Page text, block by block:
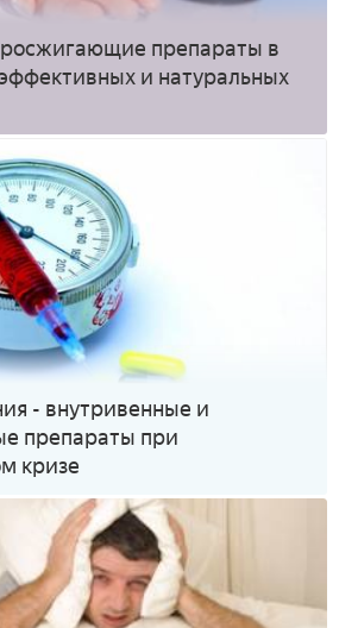
препараты в
и натуральных
- внутривенные и
препараты при
кризе